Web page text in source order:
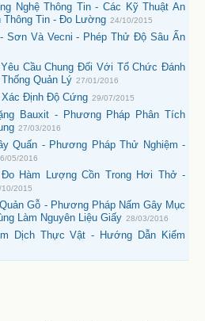
Nghệ Thông Tin - Các Kỹ Thuật An
Thông Tin - Đo Lường 24/10/2015
- Sơn Và Vecni - Phép Thử Độ Sâu Ấn
Cầu Chung Đối Với Tổ Chức Đánh
Quản Lý 27/01/2016
Xác Định Độ Cứng 29/07/2015
Bauxit - Phương Pháp Phân Tích
27/03/2016
Quấn - Phương Pháp Thử Nghiệm -
05/2016
Hàm Lượng Cồn Trong Hơi Thở -
10/2015
Gỗ - Phương Pháp Nấm Gây Mục
Làm Nguyên Liệu Giấy 28/03/2016
Dịch Thực Vật - Hướng Dẫn Kiểm